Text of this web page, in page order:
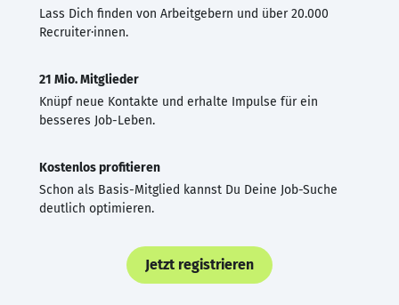
Lass Dich finden von Arbeitgebern und über 20.000
Recruiter·innen.
21 Mio. Mitglieder
Knüpf neue Kontakte und erhalte Impulse für ein
besseres Job-Leben.
Kostenlos profitieren
Schon als Basis-Mitglied kannst Du Deine Job-Suche
deutlich optimieren.
Jetzt registrieren